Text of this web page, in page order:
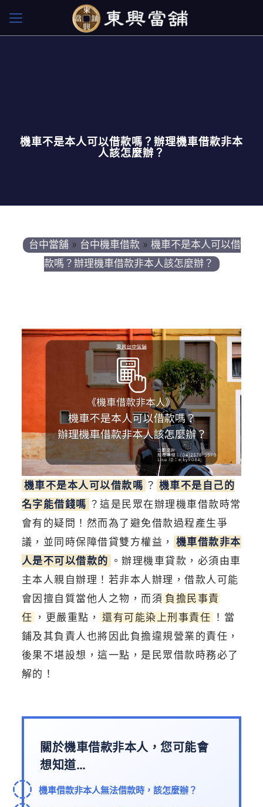
機車不是本人可以借款嗎？辦理機車借款非本
人該怎麼辦？
台中當舖 » 台中機車借款 » 機車不是本人可以借
款嗎？辦理機車借款非本人該怎麼辦？
機車不是本人可以借款嗎 ？ 機車不是自己的
名字能借錢嗎 ？這是民眾在辦理機車借款時常
會有的疑問！然而為了避免借款過程產生爭
議，並同時保障借貸雙方權益，
機車借款非本
人是不可以借款的 。辦理機車貸款，必須由車
主本人親自辦理！若非本人辦理，借款人可能
會因擅自質當他人之物，而須 負擔民事責
任 ，更嚴重點， 還有可能染上刑事責任 ！當
鋪及其負責人也將因此負擔違規營業的責任，
後果不堪設想，這一點，是民眾借款時務必了
解的！
關於機車借款非本人，您可能會
想知道…
機車借款非本人無法借款時，該怎麼辦？